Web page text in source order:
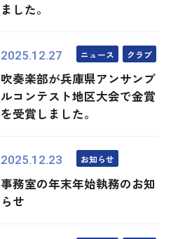
ました。
2025.12.27 ニュース クラブ
吹奏楽部が兵庫県アンサンブ
ルコンテスト地区大会で金賞
を受賞しました。
2025.12.23 お知らせ
事務室の年末年始執務のお知
らせ